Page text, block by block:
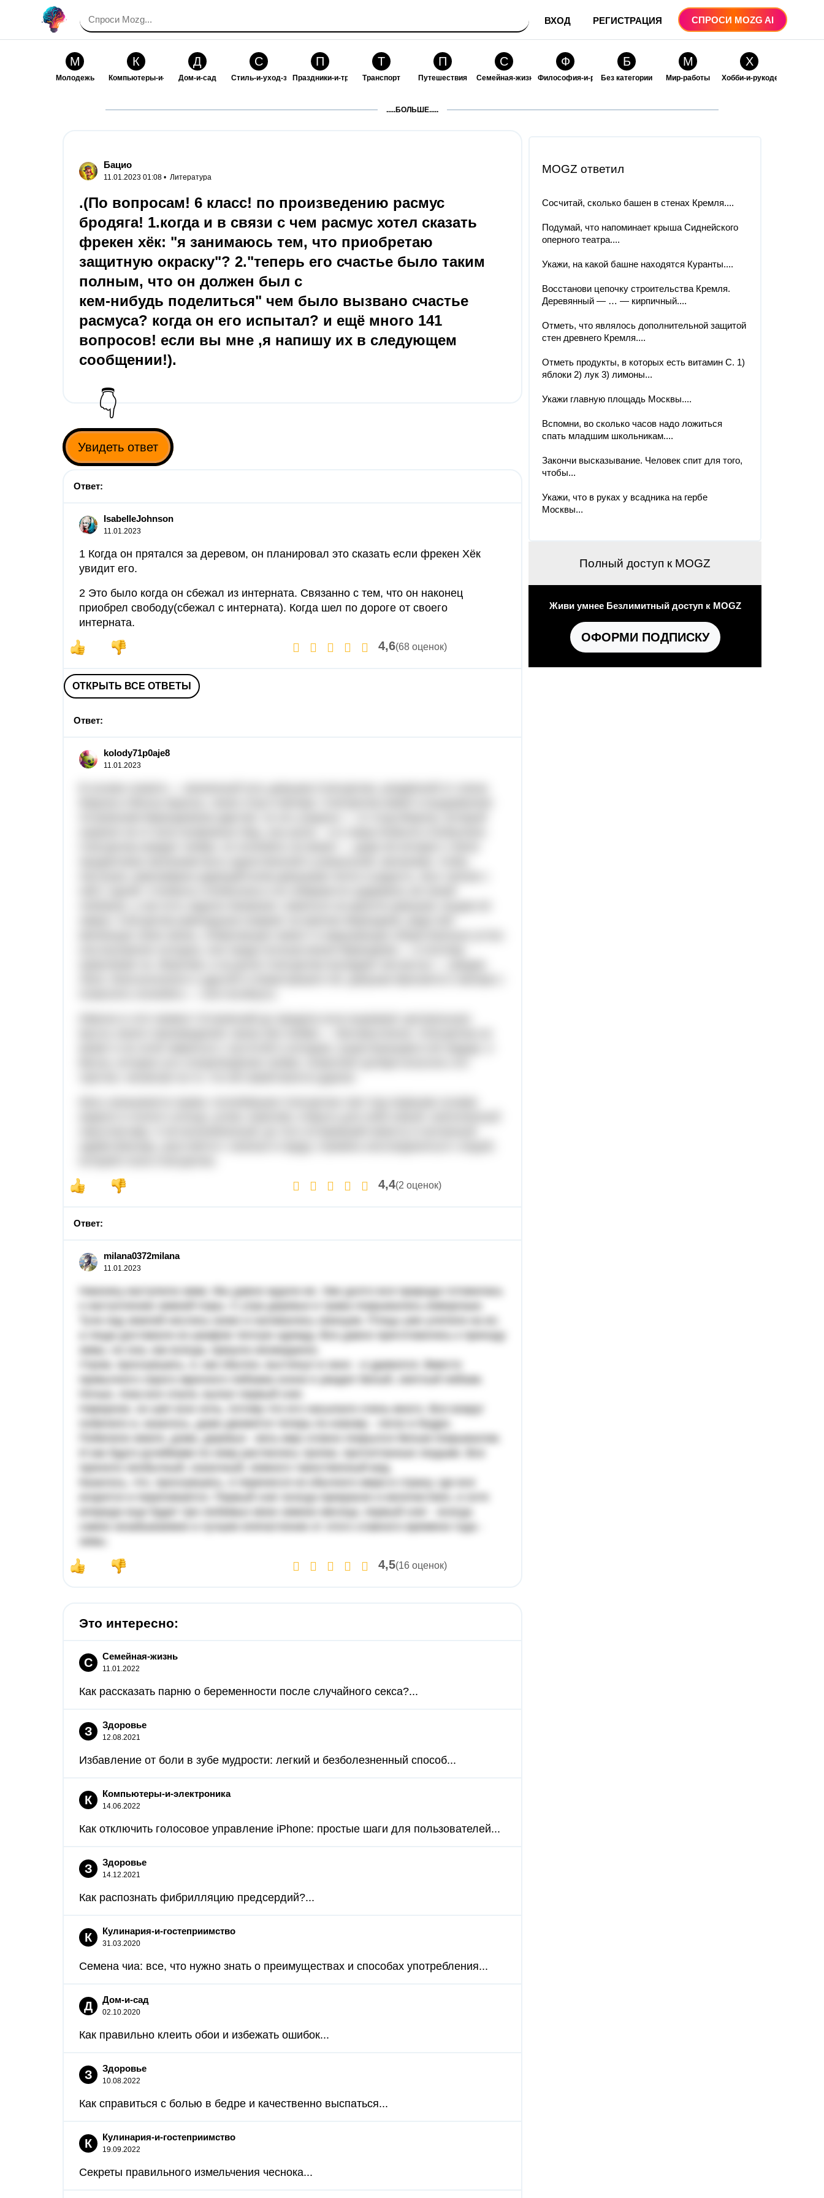
ВХОД РЕГИСТРАЦИЯ СПРОСИ MOZG AI
М
Молодежь
К
Компьютеры-и-электроника
Д
Дом-и-сад
С
Стиль-и-уход-за-собой
П
Праздники-и-традиции
Т
Транспорт
П
Путешествия
С
Семейная-жизнь
Ф
Философия-и-религия
Б
Без категории
М
Мир-работы
Х
Хобби-и-рукоделие
.....БОЛЬШЕ.....
Бацио
11.01.2023 01:08 • Литература
.(По вопросам! 6 класс! по произведению расмус
бродяга! 1.когда и в связи с чем расмус хотел сказать
фрекен хёк: "я занимаюсь тем, что приобретаю
защитную окраску"? 2."теперь его счастье было таким
полным, что он должен был с
кем-нибудь поделиться" чем было вызвано счастье
расмуса? когда он его испытал? и ещё много 141
вопросов! если вы мне ,я напишу их в следующем
сообщении!).
👇
Увидеть ответ
Ответ:
IsabelleJohnson
11.01.2023
1 Когда он прятался за деревом, он планировал это сказать если фрекен Хёк
увидит его.
2 Это было когда он сбежал из интерната. Связанно с тем, что он наконец
приобрел свободу(сбежал с интерната). Когда шел по дороге от своего
интерната.
4,6(68 оценок)
ОТКРЫТЬ ВСЕ ОТВЕТЫ
Ответ:
kolody71p0aje8
11.01.2023
4,4(2 оценок)
Ответ:
milana0372milana
11.01.2023
Наконец наступила зима. Мы давно ждали ее. Уже долго вся природа готовилась
а люди доставали из шкафов теплую одежду. Все давно приготовились к приходу
Утром, проснувшись, я, как обычно, выглянул в окно - и удивился. Вместо
Наверное, он шел всю ночь, потому что его насыпало очень много. Все вокруг
побелело и, казалось, даже движется теперь по-новому - легко и бодро.
Побелели земля, дома, деревья - весь мир словно покрылся белым покрывалом.
И как будто ручейками по нему растеклись тропки, протоптанные людьми. Все
Казалось, что, проснувшись, я перенесся из обычного мира в страну, где все
впереди еще будет три любимых моих зимних месяца, первый снег - всегда
4,5(16 оценок)
Это интересно:
С Семейная-жизнь
11.01.2022
Как рассказать парню о беременности после случайного секса?...
З Здоровье
12.08.2021
Избавление от боли в зубе мудрости: легкий и безболезненный способ...
К Компьютеры-и-электроника
14.06.2022
Как отключить голосовое управление iPhone: простые шаги для пользователей...
З Здоровье
14.12.2021
Как распознать фибрилляцию предсердий?...
К Кулинария-и-гостеприимство
31.03.2020
Семена чиа: все, что нужно знать о преимуществах и способах употребления...
Д Дом-и-сад
02.10.2020
Как правильно клеить обои и избежать ошибок...
З Здоровье
10.08.2022
Как справиться с болью в бедре и качественно выспаться...
К Кулинария-и-гостеприимство
19.09.2022
Секреты правильного измельчения чеснока...
MOGZ ответил
Сосчитай, сколько башен в стенах Кремля....
Подумай, что напоминает крыша Сиднейского
оперного театра....
Укажи, на какой башне находятся Куранты....
Восстанови цепочку строительства Кремля.
Деревянный — … — кирпичный....
Отметь, что являлось дополнительной защитой
стен древнего Кремля....
Отметь продукты, в которых есть витамин С. 1)
яблоки 2) лук 3) лимоны...
Укажи главную площадь Москвы....
Вспомни, во сколько часов надо ложиться
спать младшим школьникам....
Закончи высказывание. Человек спит для того,
чтобы...
Укажи, что в руках у всадника на гербе
Москвы...
Полный доступ к MOGZ
Живи умнее Безлимитный доступ к MOGZ
ОФОРМИ ПОДПИСКУ